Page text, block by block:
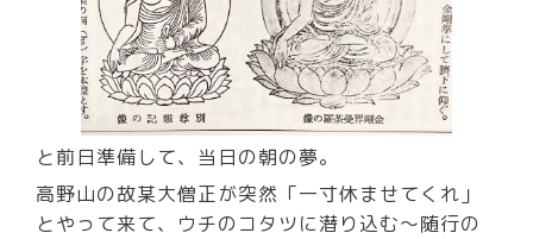
と前日準備して、当日の朝の夢。
高野山の故某大僧正が突然「一寸休ませてくれ」
とやって来て、ウチのコタツに潜り込む～随行の